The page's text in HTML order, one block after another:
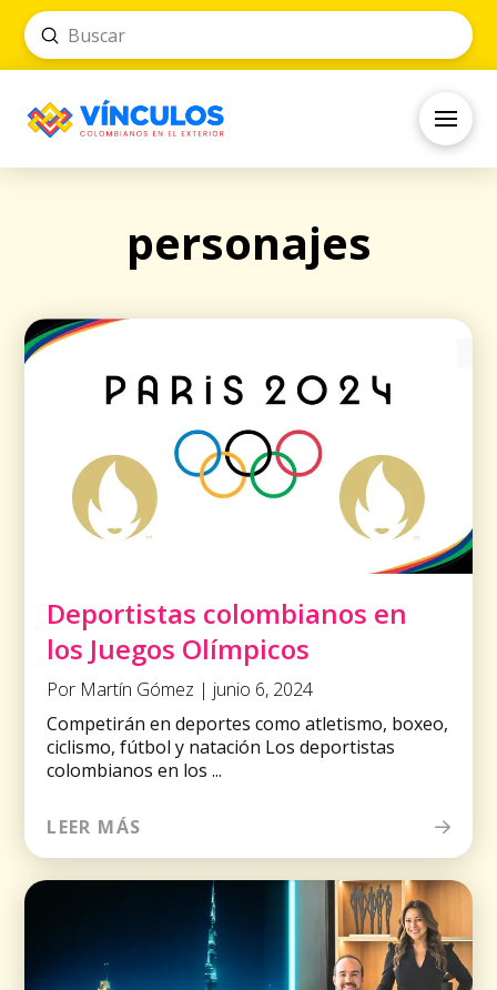
Search
Submit
personajes
Deportistas colombianos en
los Juegos Olímpicos
Por Martín Gómez | junio 6, 2024
Competirán en deportes como atletismo, boxeo,
ciclismo, fútbol y natación Los deportistas
colombianos en los ...
LEER MÁS